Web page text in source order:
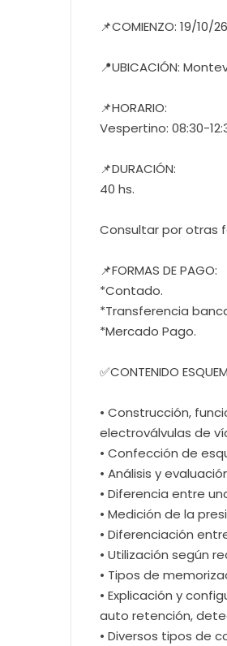
📌COMIENZO: 19/10/
📍UBICACIÓN:
📌HORARIO:
Vespertino: 08:30-
📌DURACIÓN:
40 hs.
Consultar por otras
📌FORMAS DE PAGO:
*Contado.
*Transferencia
*Mercado Pago.
✅CONTENIDO
• Construcción,
electroválvulas de
• Confección de
• Análisis y
• Diferencia entre
• Medición de la
• Diferenciación
• Utilización según
• Tipos de
• Explicación y
auto retención,
• Diversos tipos de